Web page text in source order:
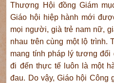
Thượng Hội đồng Giám
Giáo hội hiệp hành mới
mọi người, già trẻ nam nữ,
nhau trên cùng một lộ trình.
mang tính pháp lý tương
đi đến thực tế luôn là một
đau. Do vậy, Giáo hội Công